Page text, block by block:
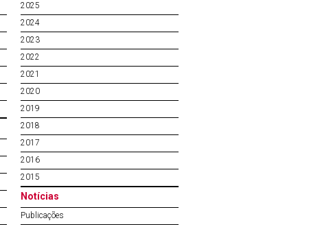
2025
2024
2023
2022
2021
2020
2019
2018
2017
2016
2015
Notícias
Publicações